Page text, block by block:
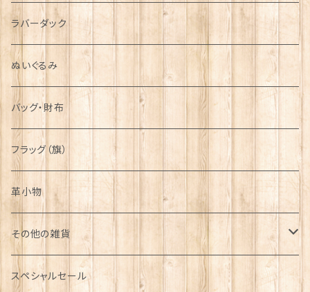
シンボル
ラバーダック
ぬいぐるみ
バッグ・財布
フラッグ（旗）
革小物
その他の雑貨
ミニカー
スペシャルセール